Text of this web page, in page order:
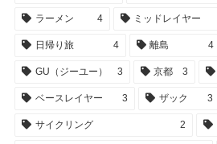
ラーメン 4 ミッドレイヤー
日帰り旅 4 離島 4
GU（ジーユー） 3 京都 3
ベースレイヤー 3 ザック 3
サイクリング 2